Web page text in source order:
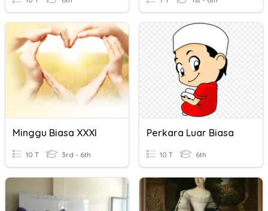
Minggu Biasa XXXI
10 T 3rd - 6th
Perkara Luar Biasa
10 T 6th